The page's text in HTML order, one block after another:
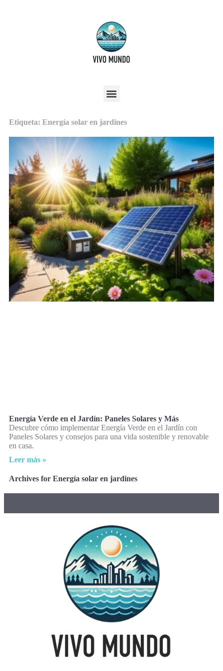
Etiqueta: Energía solar en jardines
Energía Verde en el Jardín: Paneles Solares y Más
Descubre cómo implementar Energía Verde en el Jardín con
Paneles Solares y consejos para una vida sostenible y renovable
en casa.
Leer más »
Archives for Energía solar en jardines